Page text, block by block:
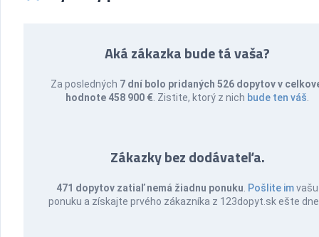
Aká zákazka bude tá vaša?
Za posledných 7 dní bolo pridaných 526 dopytov v
hodnote 458 900 € . Zistite, ktorý z nich bude ten váš
Zákazky bez dodávateľa.
471 dopytov zatiaľ nemá žiadnu ponuku Pošlite imvašu
ponuku a získajte prvého zákazníka z 123dopyt.sk ešte